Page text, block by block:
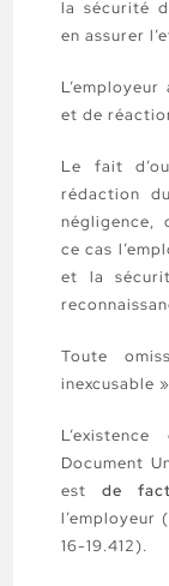
la sécurité
en assurer
et de
Le fait
rédaction
négligence,
ce cas
et la
Toute
inexcusable
Document
est de
l’employeur
16-19.412).